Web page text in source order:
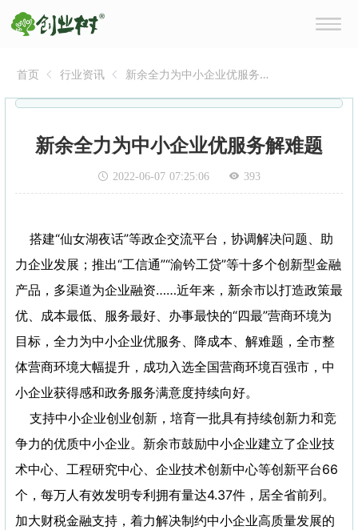
首页 行业资讯
新余全力为中小企业优服务
新余全力为中小企业优服务解难题
2022-06-07 07:25:06 393
搭建“仙女湖夜话”等政企交流平台，协调解决问题、助
力企业发展；推出“工信通”“渝钤工贷”等十多个创新型金融
产品，多渠道为企业融资……近年来，新余市以打造政策最
优、成本最低、服务最好、办事最快的“四最”营商环境为
目标，全力为中小企业优服务、降成本、解难题，全市整
体营商环境大幅提升，成功入选全国营商环境百强市，中
小企业获得感和政务服务满意度持续向好。
支持中小企业创业创新，培育一批具有持续创新力和竞
争力的优质中小企业。新余市鼓励中小企业建立了企业技
术中心、工程研究中心、企业技术创新中心等创新平台66
个，每万人有效发明专利拥有量达4.37件，居全省前列。
加大财税金融支持，着力解决制约中小企业高质量发展的